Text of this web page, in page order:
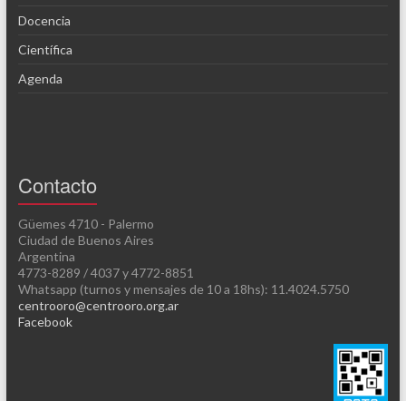
Docencia
Científica
Agenda
Contacto
Güemes 4710 - Palermo
Ciudad de Buenos Aires
Argentina
4773-8289 / 4037 y 4772-8851
Whatsapp (turnos y mensajes de 10 a 18hs): 11.4024.5750
centrooro@centrooro.org.ar
Facebook